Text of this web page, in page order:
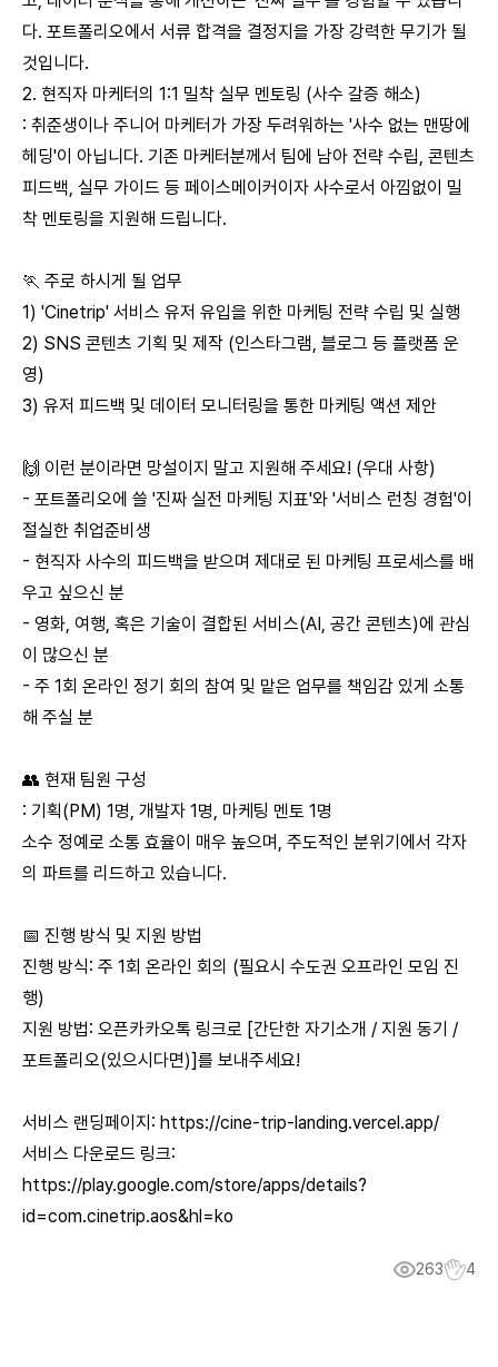
다. 포트폴리오에서 서류 합격을 결정지을 가장 강력한 무기가 될
것입니다.
2. 현직자 마케터의 1:1 밀착 실무 멘토링 (사수 갈증 해소)
: 취준생이나 주니어 마케터가 가장 두려워하는 '사수 없는 맨땅에
헤딩'이 아닙니다. 기존 마케터분께서 팀에 남아 전략 수립, 콘텐츠
피드백, 실무 가이드 등 페이스메이커이자 사수로서 아낌없이 밀
착 멘토링을 지원해 드립니다.
🏃 주로 하시게 될 업무
1) 'Cinetrip' 서비스 유저 유입을 위한 마케팅 전략 수립 및 실행
2) SNS 콘텐츠 기획 및 제작 (인스타그램, 블로그 등 플랫폼 운
영)
3) 유저 피드백 및 데이터 모니터링을 통한 마케팅 액션 제안
🙌 이런 분이라면 망설이지 말고 지원해 주세요! (우대 사항)
- 포트폴리오에 쓸 '진짜 실전 마케팅 지표'와 '서비스 런칭 경험'이
절실한 취업준비생
- 현직자 사수의 피드백을 받으며 제대로 된 마케팅 프로세스를 배
우고 싶으신 분
- 영화, 여행, 혹은 기술이 결합된 서비스(AI, 공간 콘텐츠)에 관심
이 많으신 분
- 주 1회 온라인 정기 회의 참여 및 맡은 업무를 책임감 있게 소통
해 주실 분
👥 현재 팀원 구성
: 기획(PM) 1명, 개발자 1명, 마케팅 멘토 1명
소수 정예로 소통 효율이 매우 높으며, 주도적인 분위기에서 각자
의 파트를 리드하고 있습니다.
📅 진행 방식 및 지원 방법
진행 방식: 주 1회 온라인 회의 (필요시 수도권 오프라인 모임 진
행)
지원 방법: 오픈카카오톡 링크로 [간단한 자기소개 / 지원 동기 /
포트폴리오(있으시다면)]를 보내주세요!
서비스 랜딩페이지: https://cine-trip-landing.vercel.app/
서비스 다운로드 링크:
https://play.google.com/store/apps/details?
id=com.cinetrip.aos&hl=ko
263 4